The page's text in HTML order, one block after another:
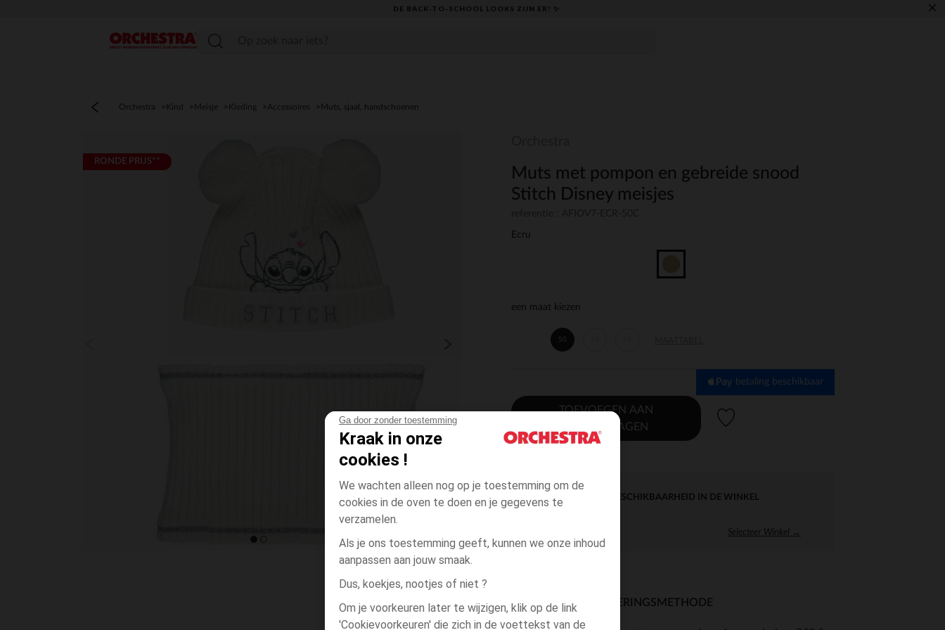
Ga door zonder toestemming
Kraak in onze
cookies !
We wachten alleen nog op je toestemming om de
cookies in de oven te doen en je gegevens te
verzamelen.
Als je ons toestemming geeft, kunnen we onze inhoud
aanpassen aan jouw smaak.
Dus, koekjes, nootjes of niet ?
Om je voorkeuren later te wijzigen, klik op de link
'Cookievoorkeuren' die zich in de voettekst van de
DE BACK-TO-SCHOOL LOOKS ZIJN ER! ✨ ×
menu
Orchestra Kind Meisje Kleding Accessoires Muts, sjaal, handschoenen
RONDE PRIJS**
Muts met pompon en gebreide snood
Stitch Disney meisjes
Ecru
een maat kiezen
50
betaling beschikbaar
TOEVOEGEN AAN
WINKELWAGEN
DIRECTE BESCHIKBAARHEID IN DE WINKEL
Selecteer Winkel →
BESCHIKBAARE LEVERINGSMETHODE